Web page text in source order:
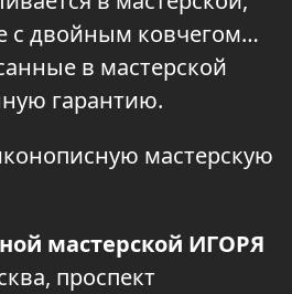
с двойным ковчегом…
в мастерской
гарантию.
мастерскую
мастерской ИГОРЯ
проспект